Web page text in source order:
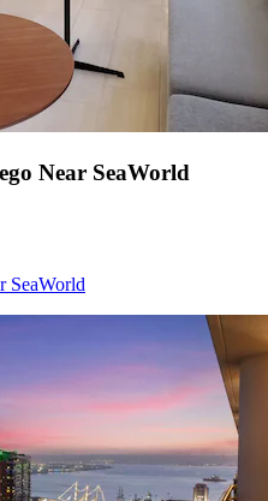
Near SeaWorld
SeaWorld